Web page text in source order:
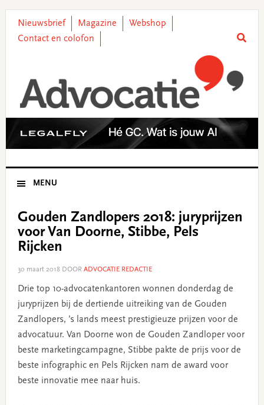
primary
main
primary
footer
Nieuwsbrief Magazine
Webshop
Contact en colofon
MENU
Gouden Zandlopers 2018: juryprijzen
voor Van Doorne, Stibbe, Pels
Rijcken
30 maart 2018DOOR ADVOCATIE REDACTIE
Drie top 10-advocatenkantoren wonnen donderdag de
juryprijzen bij de dertiende uitreiking van de Gouden
Zandlopers, ’s lands meest prestigieuze prijzen voor de
advocatuur. Van Doorne won de Gouden Zandloper voor
beste marketingcampagne, Stibbe pakte de prijs voor de
beste infographic en Pels Rijcken nam de award voor
beste innovatie mee naar huis.